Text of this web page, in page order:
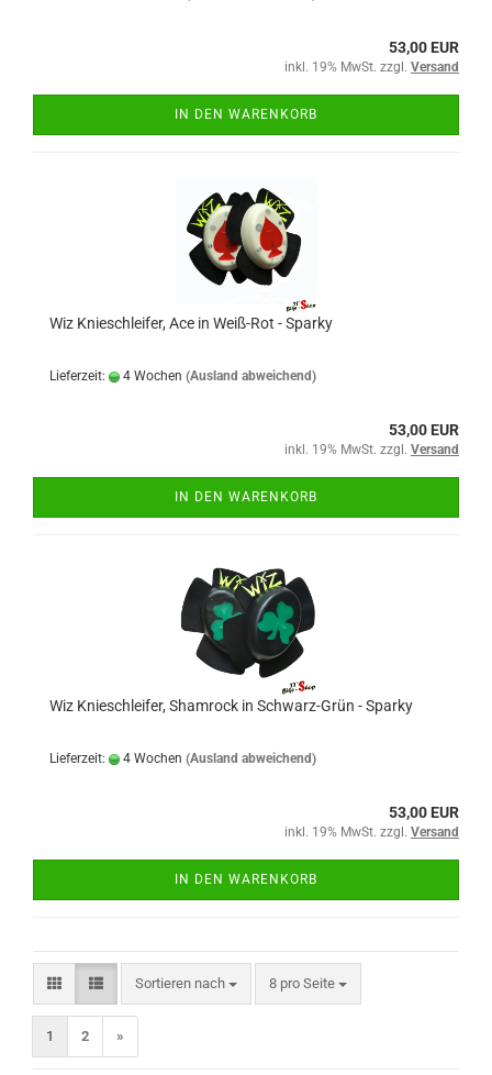
53,00 EUR
inkl. 19% MwSt. zzgl. Versand
IN DEN WARENKORB
Wiz Knieschleifer, Ace in Weiß-Rot - Sparky
Lieferzeit: 4 Wochen (Ausland abweichend)
53,00 EUR
inkl. 19% MwSt. zzgl. Versand
IN DEN WARENKORB
Wiz Knieschleifer, Shamrock in Schwarz-Grün - Sparky
Lieferzeit: 4 Wochen (Ausland abweichend)
53,00 EUR
inkl. 19% MwSt. zzgl. Versand
IN DEN WARENKORB
Sortieren nach
Sortieren nach 8 pro Seite
pro Seite
1 2 »